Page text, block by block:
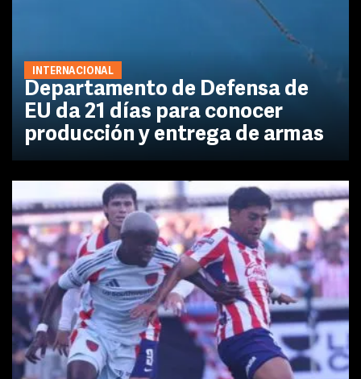
INTERNACIONAL
Departamento de Defensa de
EU da 21 días para conocer
producción y entrega de armas